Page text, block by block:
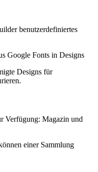
benutzerdefiniertes
Google Fonts in Designs
Designs für
Verfügung: Magazin und
einer Sammlung